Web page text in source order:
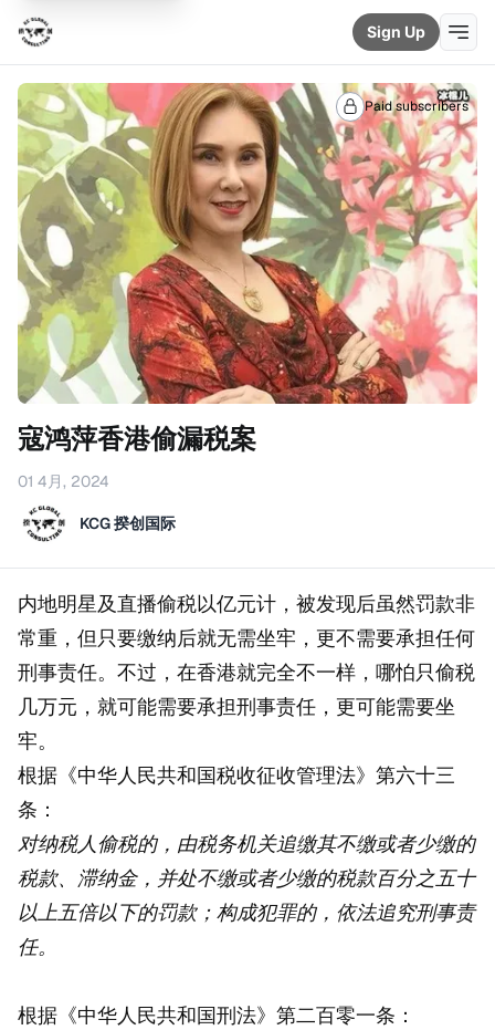
Sign Up
Paid subscribers
寇鸿萍香港偷漏税案
01 4月, 2024
KCG 揆创国际
内地明星及直播偷税以亿元计，被发现后虽然罚款非
常重，但只要缴纳后就无需坐牢，更不需要承担任何
刑事责任。不过，在香港就完全不一样，哪怕只偷税
几万元，就可能需要承担刑事责任，更可能需要坐
牢。
根据《中华人民共和国税收征收管理法》第六十三
条：
对纳税人偷税的，由税务机关追缴其不缴或者少缴的
税款、滞纳金，并处不缴或者少缴的税款百分之五十
以上五倍以下的罚款；构成犯罪的，依法追究刑事责
任。
根据《中华人民共和国刑法》第二百零一条：